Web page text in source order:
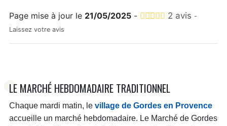
Page mise à jour le 21/05/2025- 2 avis -
Laissez votre avis
LE MARCHÉ HEBDOMADAIRE TRADITIONNEL
Chaque mardi matin, le village de Gordes en Provence
accueille un marché hebdomadaire. Le Marché de Gordes